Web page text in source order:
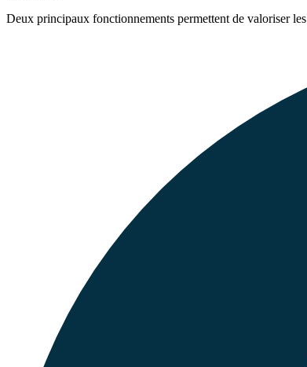
Deux principaux fonctionnements permettent de valoriser